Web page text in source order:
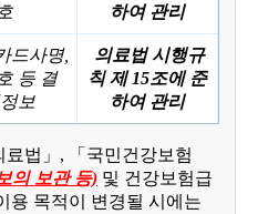
하여 관리
드사명,
등 결
보
의료법 시행규
칙 제 15조에 준
하여 관리
법」, 「국민건강보험
의 보관 등)및 건강보험급
용 목적이 변경될 시에는